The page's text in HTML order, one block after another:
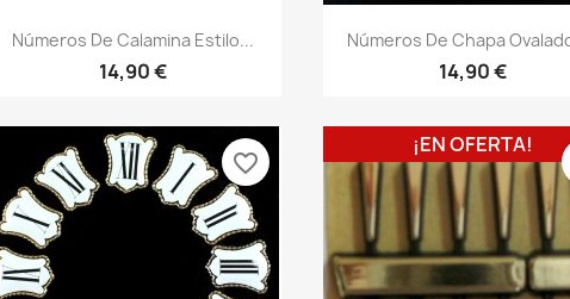
Números De Calamina Estilo...
14,90 €
Números De Chapa
14,90 €
favorite_border
¡EN OFERTA!